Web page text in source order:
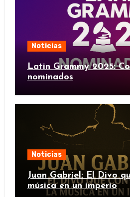
Noticias
Latin Grammy 2025:
nominados
Noticias
Juan Gabriel: El Divo
música en un imperio